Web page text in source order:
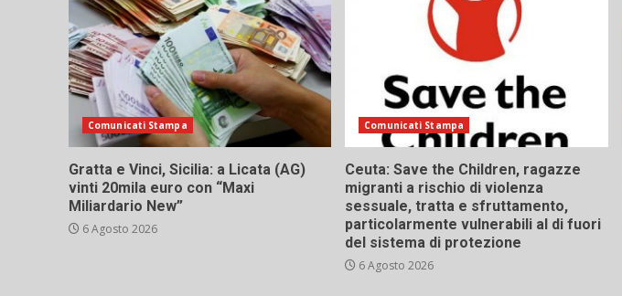
Comunicati Stampa
Gratta e Vinci, Sicilia: a Licata (AG)
vinti 20mila euro con “Maxi
Miliardario New”
6 Agosto 2026
Comunicati Stampa
Ceuta: Save the Children, ragazze
migranti a rischio di violenza
sessuale, tratta e sfruttamento,
particolarmente vulnerabili al di fuori
del sistema di protezione
6 Agosto 2026